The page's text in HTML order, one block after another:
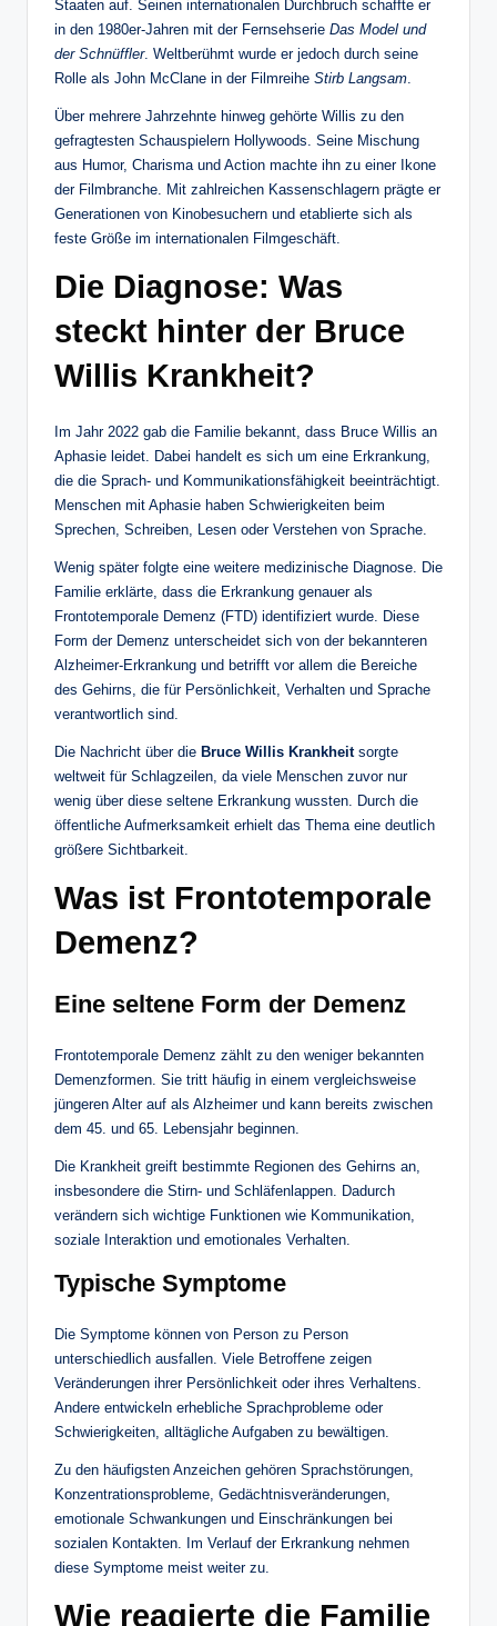
Staaten auf. Seinen internationalen Durchbruch schaffte er
in den 1980er-Jahren mit der Fernsehserie Das Model und
der Schnüffler. Weltberühmt wurde er jedoch durch seine
Rolle als John McClane in der Filmreihe Stirb Langsam.
Über mehrere Jahrzehnte hinweg gehörte Willis zu den
gefragtesten Schauspielern Hollywoods. Seine Mischung
aus Humor, Charisma und Action machte ihn zu einer Ikone
der Filmbranche. Mit zahlreichen Kassenschlagern prägte er
Generationen von Kinobesuchern und etablierte sich als
feste Größe im internationalen Filmgeschäft.
Die Diagnose: Was
steckt hinter der Bruce
Willis Krankheit?
Im Jahr 2022 gab die Familie bekannt, dass Bruce Willis an
Aphasie leidet. Dabei handelt es sich um eine Erkrankung,
die die Sprach- und Kommunikationsfähigkeit beeinträchtigt.
Menschen mit Aphasie haben Schwierigkeiten beim
Sprechen, Schreiben, Lesen oder Verstehen von Sprache.
Wenig später folgte eine weitere medizinische Diagnose. Die
Familie erklärte, dass die Erkrankung genauer als
Frontotemporale Demenz (FTD) identifiziert wurde. Diese
Form der Demenz unterscheidet sich von der bekannteren
Alzheimer-Erkrankung und betrifft vor allem die Bereiche
des Gehirns, die für Persönlichkeit, Verhalten und Sprache
verantwortlich sind.
Die Nachricht über die Bruce Willis Krankheitsorgte
weltweit für Schlagzeilen, da viele Menschen zuvor nur
wenig über diese seltene Erkrankung wussten. Durch die
öffentliche Aufmerksamkeit erhielt das Thema eine deutlich
größere Sichtbarkeit.
Was ist Frontotemporale
Demenz?
Eine seltene Form der Demenz
Frontotemporale Demenz zählt zu den weniger bekannten
Demenzformen. Sie tritt häufig in einem vergleichsweise
jüngeren Alter auf als Alzheimer und kann bereits zwischen
dem 45. und 65. Lebensjahr beginnen.
Die Krankheit greift bestimmte Regionen des Gehirns an,
insbesondere die Stirn- und Schläfenlappen. Dadurch
verändern sich wichtige Funktionen wie Kommunikation,
soziale Interaktion und emotionales Verhalten.
Typische Symptome
Die Symptome können von Person zu Person
unterschiedlich ausfallen. Viele Betroffene zeigen
Veränderungen ihrer Persönlichkeit oder ihres Verhaltens.
Andere entwickeln erhebliche Sprachprobleme oder
Schwierigkeiten, alltägliche Aufgaben zu bewältigen.
Zu den häufigsten Anzeichen gehören Sprachstörungen,
Konzentrationsprobleme, Gedächtnisveränderungen,
emotionale Schwankungen und Einschränkungen bei
sozialen Kontakten. Im Verlauf der Erkrankung nehmen
diese Symptome meist weiter zu.
Wie reagierte die Familie